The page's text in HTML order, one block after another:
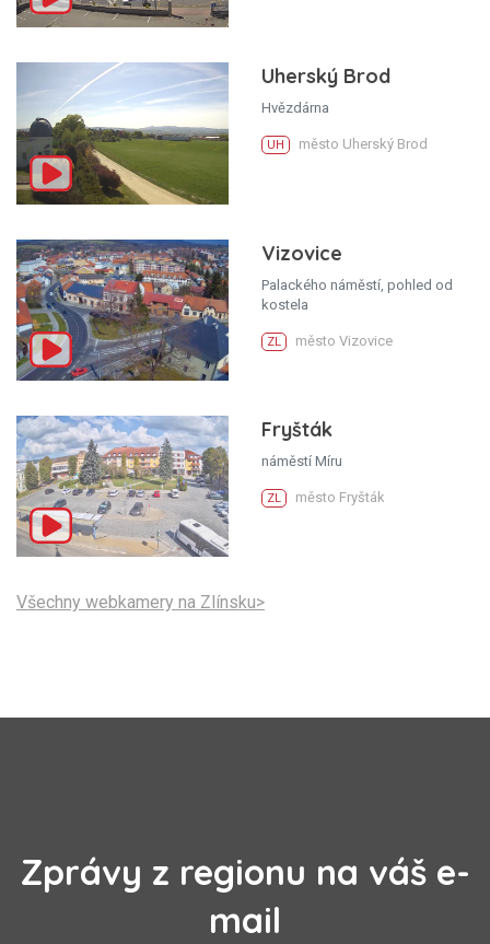
Uherský Brod
Hvězdárna
UH město Uherský Brod
Vizovice
Palackého náměstí, pohled od
kostela
ZL město Vizovice
Fryšták
náměstí Míru
ZL město Fryšták
Všechny webkamery na Zlínsku>
Zprávy z regionu na váš e-
mail